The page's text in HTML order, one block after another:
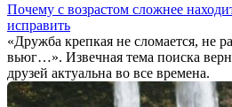
Почему с возрастом сложнее
исправить
«Дружба крепкая не сломается, не
вьюг…». Извечная тема поиска
друзей актуальна во все времена.